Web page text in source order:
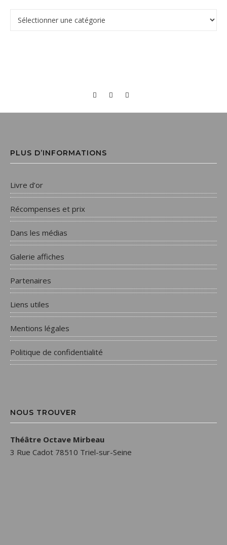
PLUS D’INFORMATIONS
Livre d’or
Récompenses et prix
Dans les médias
Galerie affiches
Partenaires
Liens utiles
Mentions légales
Politique de confidentialité
NOUS TROUVER
Théâtre Octave Mirbeau
3 Rue Cadot 78510 Triel-sur-Seine